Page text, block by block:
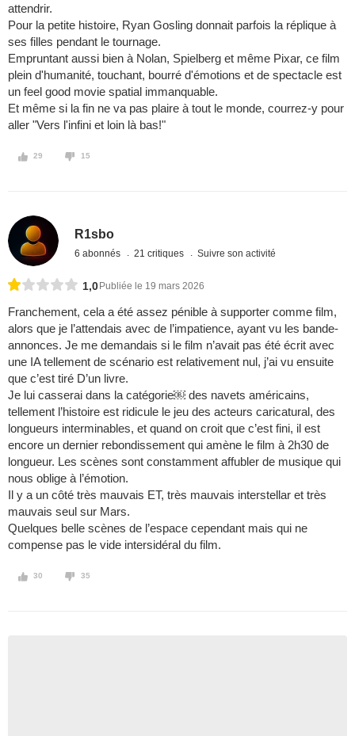
attendrir.
Pour la petite histoire, Ryan Gosling donnait parfois la réplique à
ses filles pendant le tournage.
Empruntant aussi bien à Nolan, Spielberg et même Pixar, ce film
plein d'humanité, touchant, bourré d'émotions et de spectacle est
un feel good movie spatial immanquable.
Et même si la fin ne va pas plaire à tout le monde, courrez-y pour
aller "Vers l'infini et loin là bas!"
29 15
R1sbo
6 abonnés 21 critiques Suivre son activité
1,0 Publiée le 19 mars 2026
Franchement, cela a été assez pénible à supporter comme film,
alors que je l’attendais avec de l’impatience, ayant vu les bande-
annonces. Je me demandais si le film n’avait pas été écrit avec
une IA tellement de scénario est relativement nul, j’ai vu ensuite
que c’est tiré D’un livre.
Je lui casserai dans la catégorie￼ des navets américains,
tellement l’histoire est ridicule le jeu des acteurs caricatural, des
longueurs interminables, et quand on croit que c’est fini, il est
encore un dernier rebondissement qui amène le film à 2h30 de
longueur. Les scènes sont constamment affubler de musique qui
nous oblige à l’émotion.
Il y a un côté très mauvais ET, très mauvais interstellar et très
mauvais seul sur Mars.
Quelques belle scènes de l’espace cependant mais qui ne
compense pas le vide intersidéral du film.
30 35